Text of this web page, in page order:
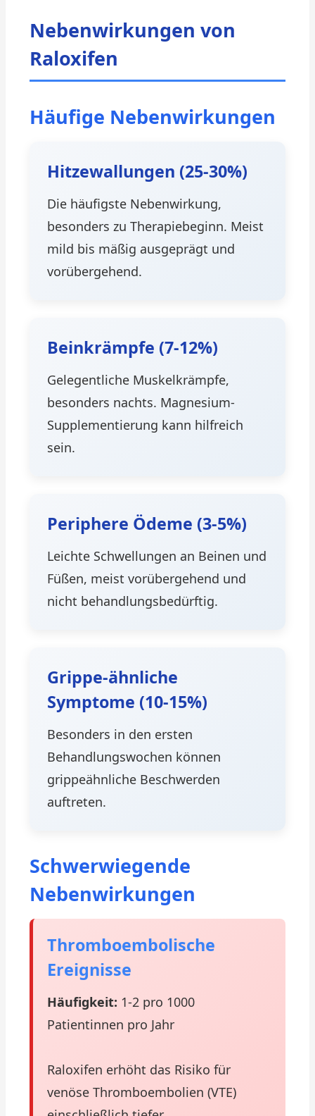
Nebenwirkungen von
Raloxifen
Häufige Nebenwirkungen
Hitzewallungen (25-30%)
Die häufigste Nebenwirkung,
besonders zu Therapiebeginn. Meist
mild bis mäßig ausgeprägt und
vorübergehend.
Beinkrämpfe (7-12%)
Gelegentliche Muskelkrämpfe,
besonders nachts. Magnesium-
Supplementierung kann hilfreich
sein.
Periphere Ödeme (3-5%)
Leichte Schwellungen an Beinen und
Füßen, meist vorübergehend und
nicht behandlungsbedürftig.
Grippe-ähnliche
Symptome (10-15%)
Besonders in den ersten
Behandlungswochen können
grippeähnliche Beschwerden
auftreten.
Schwerwiegende
Nebenwirkungen
Thromboembolische
Ereignisse
Häufigkeit: 1-2 pro 1000
Patientinnen pro Jahr
Raloxifen erhöht das Risiko für
venöse Thromboembolien (VTE)